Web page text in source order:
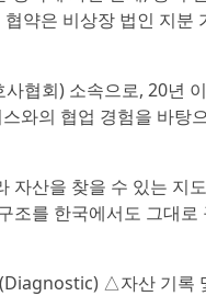
협약은 비상장 법인 지
협회) 소속으로, 20년
와의 협업 경험을 바탕
자산을 찾을 수 있는 지
조를 한국에서도 그대
△자산 기록